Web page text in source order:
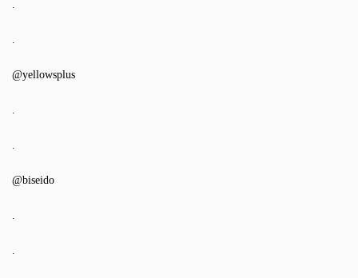
@yellowsplus
@biseido